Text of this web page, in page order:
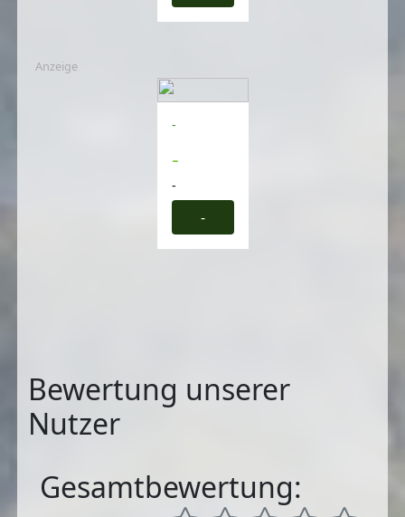
Anzeige
-
-
-
-
Bewertung unserer
Nutzer
Gesamtbewertung: